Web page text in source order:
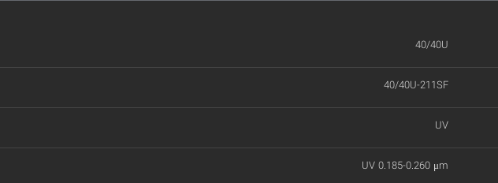
40/40U
40/40U-211SF
UV
UV 0.185-0.260 μm